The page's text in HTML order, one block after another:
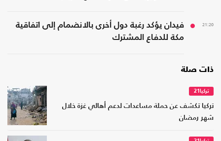
21:20
فيدان يؤكد رغبة دول أخرى بالانضمام إلى اتفاقية
مكة للدفاع المشترك
ذات صلة
تركيا21
تركيا تكشف عن حملة مساعدات لدعم أهالي غزة خلال
شهر رمضان